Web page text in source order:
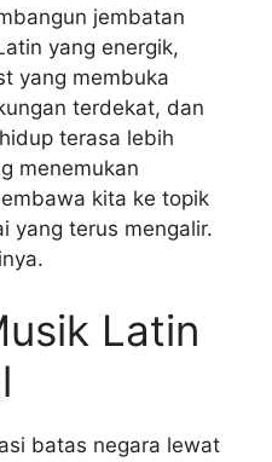
jembatan
yang energik,
yang membuka
terdekat, dan
terasa lebih
menemukan
kita ke topik
yang terus mengalir.
Latin
batas negara lewat